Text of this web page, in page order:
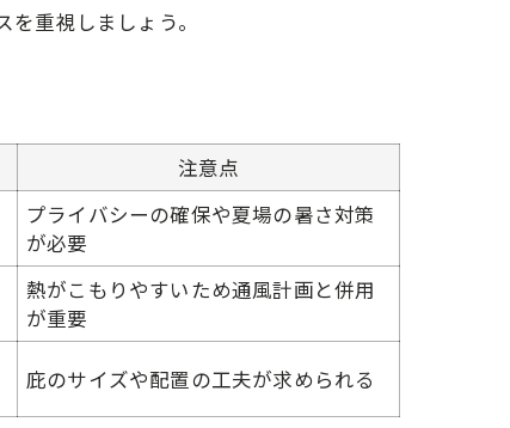
重視しましょう。
注意点
プライバシーの確保や夏場の暑さ対策
が必要
熱がこもりやすいため通風計画と併用
が重要
庇のサイズや配置の工夫が求められる